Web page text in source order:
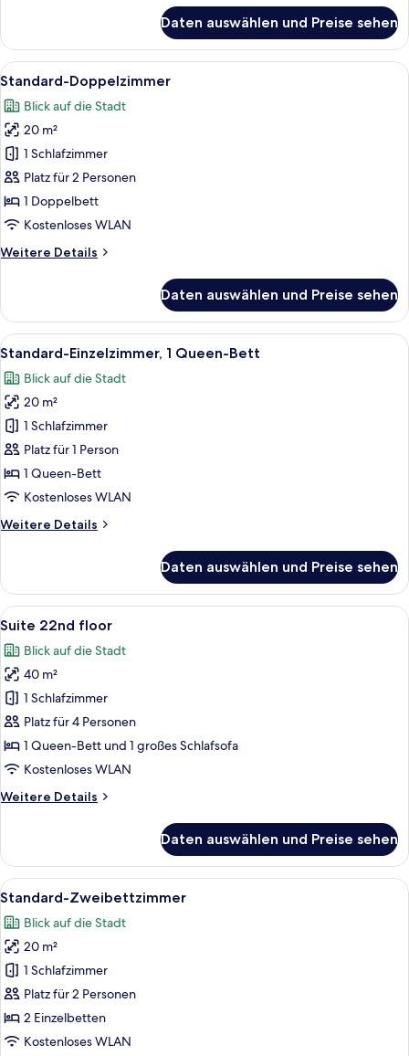
Twin
Room
Daten auswählen und Preise sehen
Alle
Fotos
für
Standard-
Doppelzimmer
anzeigen
Ein Hotelzimmer mit einem großen
12
Standard-Doppelzimmer
Blick auf die Stadt
20 m²
1 Schlafzimmer
Platz für 2 Personen
1 Doppelbett
Kostenloses WLAN
Weitere Details
Weitere
Doppelzimmer
Daten auswählen und Preise sehen
Alle
Fotos
für
Standard-
Einzelzimmer,
1
Queen-
Bett
Ein Hotelzimmer mit zwei Betten,
15
Standard-Einzelzimmer, 1 Queen-Bett
Blick auf die Stadt
20 m²
1 Schlafzimmer
Platz für 1 Person
1 Queen-Bett
Kostenloses WLAN
Weitere Details
Weitere
Einzelzimmer,
Queen-
Daten auswählen und Preise sehen
Alle
Fotos
für
Suite
22nd
floor
anzeigen
Ein modernes Hotelzimmer mit
19
Suite 22nd floor
Blick auf die Stadt
40 m²
1 Schlafzimmer
Platz für 4 Personen
1 Queen-Bett und 1 großes Schlafsofa
Kostenloses WLAN
Weitere Details
Weitere
22nd
floor
Daten auswählen und Preise sehen
Alle
Fotos
für
Standard-
Zweibettzimmer
anzeigen
Ein Hotelzimmer mit einem großen
15
Standard-Zweibettzimmer
Blick auf die Stadt
20 m²
1 Schlafzimmer
Platz für 2 Personen
2 Einzelbetten
Kostenloses WLAN